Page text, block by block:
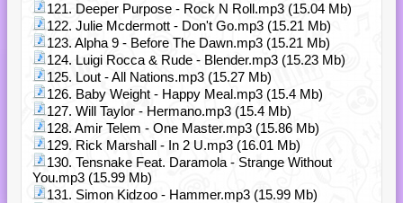
121. Deeper Purpose - Rock N Roll.mp3 (15.04 Mb)
122. Julie Mcdermott - Don't Go.mp3 (15.21 Mb)
123. Alpha 9 - Before The Dawn.mp3 (15.21 Mb)
124. Luigi Rocca & Rude - Blender.mp3 (15.23 Mb)
125. Lout - All Nations.mp3 (15.27 Mb)
126. Baby Weight - Happy Meal.mp3 (15.4 Mb)
127. Will Taylor - Hermano.mp3 (15.4 Mb)
128. Amir Telem - One Master.mp3 (15.86 Mb)
129. Rick Marshall - In 2 U.mp3 (16.01 Mb)
130. Tensnake Feat. Daramola - Strange Without
You.mp3 (15.99 Mb)
131. Simon Kidzoo - Hammer.mp3 (15.99 Mb)